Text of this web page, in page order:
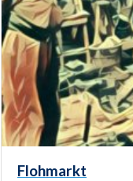
Flohmarkt